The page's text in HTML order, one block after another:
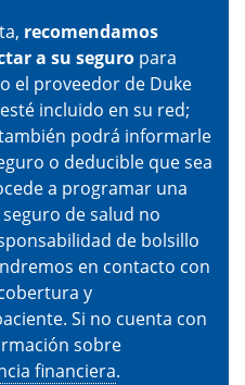
recomendamos
a su seguro para
el proveedor de Duke
incluido en su red;
podrá informarle
o deducible que sea
a programar una
de salud no
de bolsillo
en contacto con
y
Si no cuenta con
sobre
financiera.